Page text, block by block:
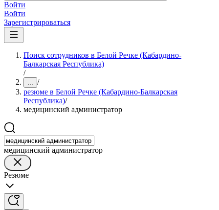
Войти
Войти
Зарегистрироваться
Поиск сотрудников в Белой Речке (Кабардино-
Балкарская Республика)
/
... /
резюме в Белой Речке (Кабардино-Балкарская
Республика)/
медицинский администратор
медицинский администратор
Резюме